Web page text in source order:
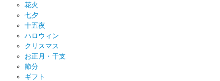
花火
七夕
十五夜
ハロウィン
クリスマス
お正月・干支
節分
ギフト